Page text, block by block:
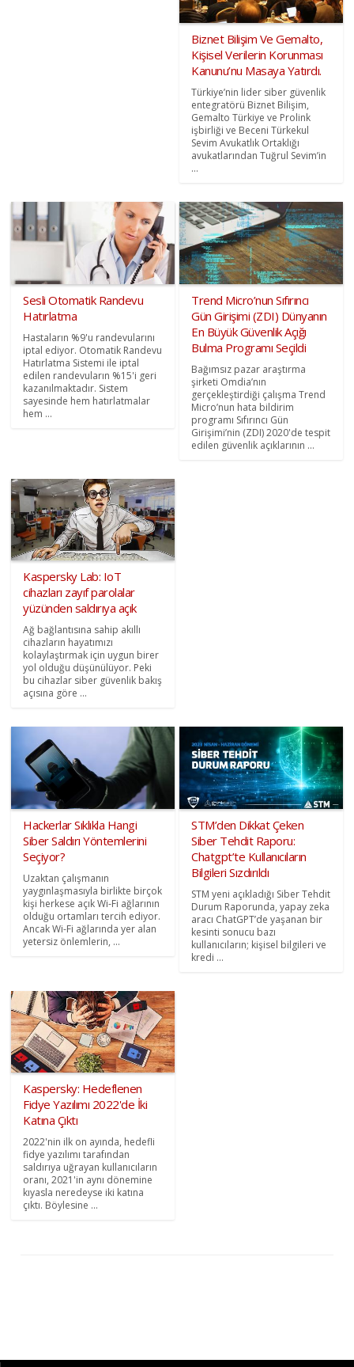
Biznet Bilişim Ve Gemalto,
Kişisel Verilerin Korunması
Kanunu’nu Masaya Yatırdı.
Türkiye’nin lider siber güvenlik
entegratörü Biznet Bilişim,
Gemalto Türkiye ve Prolink
işbirliği ve Beceni Türkekul
Sevim Avukatlık Ortaklığı
avukatlarından Tuğrul Sevim’in
...
Sesli Otomatik Randevu
Hatırlatma
Hastaların %9'u randevularını
iptal ediyor. Otomatik Randevu
Hatırlatma Sistemi ile iptal
edilen randevuların %15'i geri
kazanılmaktadır. Sistem
sayesinde hem hatırlatmalar
hem ...
Trend Micro’nun Sıfırıncı
Gün Girişimi (ZDI) Dünyanın
En Büyük Güvenlik Açığı
Bulma Programı Seçildi
Bağımsız pazar araştırma
şirketi Omdia’nın
gerçekleştirdiği çalışma Trend
Micro’nun hata bildirim
programı Sıfırıncı Gün
Girişimi’nin (ZDI) 2020'de tespit
edilen güvenlik açıklarının ...
Kaspersky Lab: IoT
cihazları zayıf parolalar
yüzünden saldırıya açık
Ağ bağlantısına sahip akıllı
cihazların hayatımızı
kolaylaştırmak için uygun birer
yol olduğu düşünülüyor. Peki
bu cihazlar siber güvenlik bakış
açısına göre ...
Hackerlar Sıklıkla Hangi
Siber Saldırı Yöntemlerini
Seçiyor?
Uzaktan çalışmanın
yaygınlaşmasıyla birlikte birçok
kişi herkese açık Wi-Fi ağlarının
olduğu ortamları tercih ediyor.
Ancak Wi-Fi ağlarında yer alan
yetersiz önlemlerin, ...
STM’den Dikkat Çeken
Siber Tehdit Raporu:
Chatgpt’te Kullanıcıların
Bilgileri Sızdırıldı
STM yeni açıkladığı Siber Tehdit
Durum Raporunda, yapay zeka
aracı ChatGPT’de yaşanan bir
kesinti sonucu bazı
kullanıcıların; kişisel bilgileri ve
kredi ...
Kaspersky: Hedeflenen
Fidye Yazılımı 2022'de İki
Katına Çıktı
2022'nin ilk on ayında, hedefli
fidye yazılımı tarafından
saldırıya uğrayan kullanıcıların
oranı, 2021'in aynı dönemine
kıyasla neredeyse iki katına
çıktı. Böylesine ...